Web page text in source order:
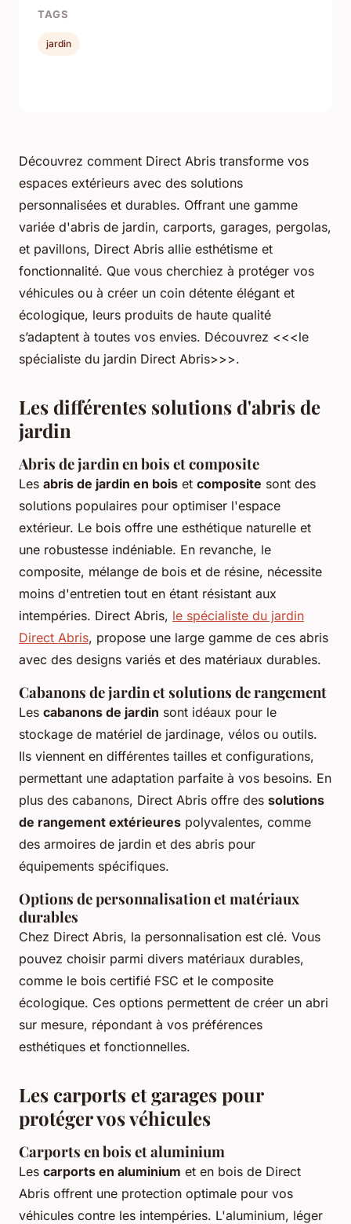
Découvrez comment Direct Abris transforme vos
espaces extérieurs avec des solutions
personnalisées et durables. Offrant une gamme
variée d'abris de jardin, carports, garages, pergolas,
et pavillons, Direct Abris allie esthétisme et
fonctionnalité. Que vous cherchiez à protéger vos
véhicules ou à créer un coin détente élégant et
écologique, leurs produits de haute qualité
s’adaptent à toutes vos envies. Découvrez <<<le
spécialiste du jardin Direct Abris>>>.
Les différentes solutions d'abris de
jardin
Abris de jardin en bois et composite
Les abris de jardin en bois et composite sont des
solutions populaires pour optimiser l'espace
extérieur. Le bois offre une esthétique naturelle et
une robustesse indéniable. En revanche, le
composite, mélange de bois et de résine, nécessite
moins d'entretien tout en étant résistant aux
intempéries. Direct Abris, le spécialiste du jardin
Direct Abris, propose une large gamme de ces abris
avec des designs variés et des matériaux durables.
Cabanons de jardin et solutions de rangement
Les cabanons de jardin sont idéaux pour le
stockage de matériel de jardinage, vélos ou outils.
Ils viennent en différentes tailles et configurations,
permettant une adaptation parfaite à vos besoins. En
plus des cabanons, Direct Abris offre des solutions
de rangement extérieures polyvalentes, comme
des armoires de jardin et des abris pour
équipements spécifiques.
Options de personnalisation et matériaux
durables
Chez Direct Abris, la personnalisation est clé. Vous
pouvez choisir parmi divers matériaux durables,
comme le bois certifié FSC et le composite
écologique. Ces options permettent de créer un abri
sur mesure, répondant à vos préférences
esthétiques et fonctionnelles.
Les carports et garages pour
protéger vos véhicules
Carports en bois et aluminium
Les carports en aluminium et en bois de Direct
Abris offrent une protection optimale pour vos
véhicules contre les intempéries. L'aluminium, léger
TAGS
jardin